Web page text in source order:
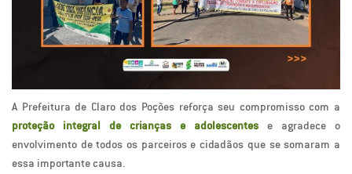
A Prefeitura de Claro dos Poções reforça seu compromisso com a
proteção integral de crianças e adolescentes e agradece o
envolvimento de todos os parceiros e cidadãos que se somaram a
essa importante causa.